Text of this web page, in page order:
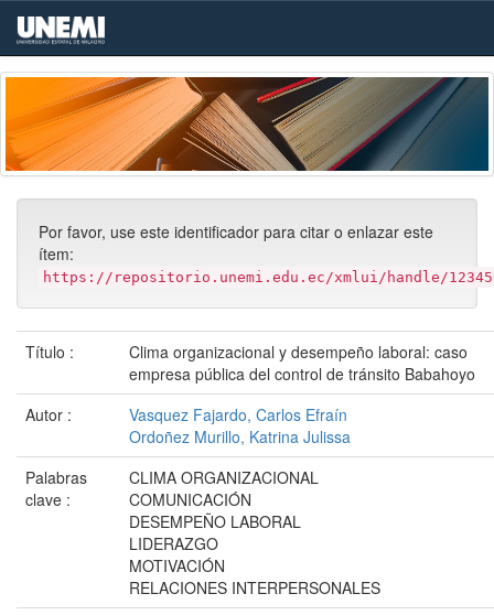
Skip
navigation
Por favor, use este identificador para citar o enlazar este
ítem:
https://repositorio.unemi.edu.ec/xmlui/handle/
Título :
Clima organizacional y desempeño laboral: caso
empresa pública del control de tránsito Babahoyo
Autor :
Vasquez Fajardo, Carlos Efraín
Ordoñez Murillo, Katrina Julissa
Palabras
clave :
CLIMA ORGANIZACIONAL
COMUNICACIÓN
DESEMPEÑO LABORAL
LIDERAZGO
MOTIVACIÓN
RELACIONES INTERPERSONALES